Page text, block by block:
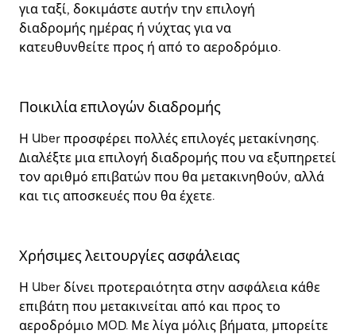
για ταξί, δοκιμάστε αυτήν την επιλογή
διαδρομής ημέρας ή νύχτας για να
κατευθυνθείτε προς ή από το αεροδρόμιο.
Ποικιλία επιλογών διαδρομής
Η Uber προσφέρει πολλές επιλογές μετακίνησης.
Διαλέξτε μια επιλογή διαδρομής που να εξυπηρετεί
τον αριθμό επιβατών που θα μετακινηθούν, αλλά
και τις αποσκευές που θα έχετε.
Χρήσιμες λειτουργίες ασφάλειας
Η Uber δίνει προτεραιότητα στην ασφάλεια κάθε
επιβάτη που μετακινείται από και προς το
αεροδρόμιο MOD. Με λίγα μόλις βήματα, μπορείτε